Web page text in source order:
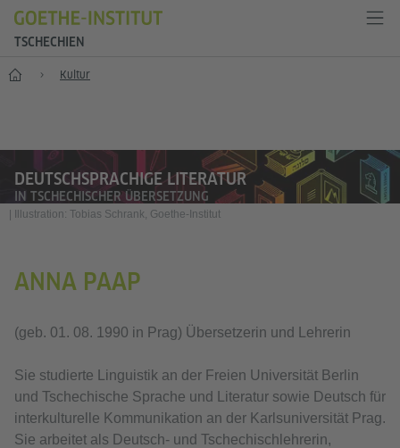
TSCHECHIEN
Start Kultur
DEUTSCHSPRACHIGE LITERATUR
IN TSCHECHISCHER ÜBERSETZUNG
Illustration: Tobias Schrank, Goethe-Institut
ANNA PAAP
(geb. 01. 08. 1990 in Prag) Übersetzerin und Lehrerin
Sie studierte Linguistik an der Freien Universität Berlin
und Tschechische Sprache und Literatur sowie Deutsch für
interkulturelle Kommunikation an der Karlsuniversität Prag.
Sie arbeitet als Deutsch- und Tschechischlehrerin,